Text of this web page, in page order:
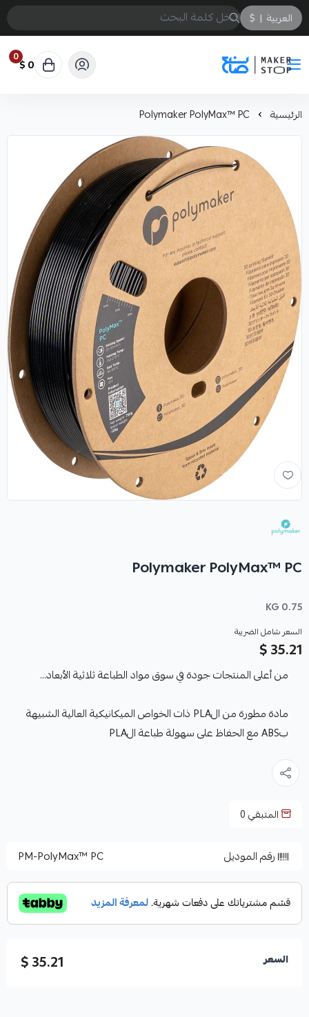
العربية |
$
صانع
0 0 $
الرئيسية Polymaker PolyMax™ PC
Polymaker PolyMax™ PC
0.75 KG
السعر شامل الضريبة
35.21 $
من أعلى المنتجات جودة في سوق مواد الطباعة ثلاثية الأبعاد...
مادة مطورة من الPLA ذات الخواص الميكانيكية العالية الشبيهة
بABS مع الحفاظ على سهولة طباعة الPLA
المتبقي0
رقم الموديل PM-PolyMax™ PC
السعر 35.21 $